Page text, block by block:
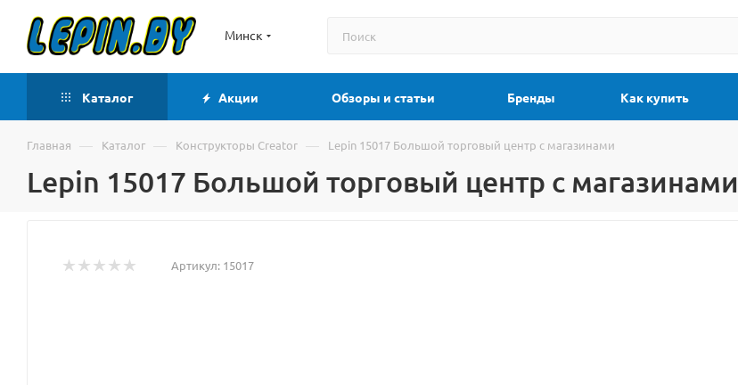
Минск
Каталог Акции Обзоры и статьи Бренды Как купить
Главная — Каталог — Конструкторы Creator — Lepin 15017 Большой торговый центр с магазинами
Lepin 15017 Большой торговый центр с магазинами
Артикул: 15017